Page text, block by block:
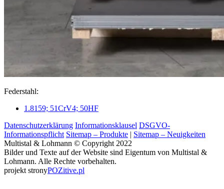
Federstahl:
1.8159; 51CrV4; 50HF
Datenschutzerklärung Informationsklausel DSGVO-
Informationspflicht Sitemap – Produkte | Sitemap – Neuigkeiten
Multistal & Lohmann © Copyright 2022
Bilder und Texte auf der Website sind Eigentum von Multistal &
Lohmann. Alle Rechte vorbehalten.
projekt stronyPOZitive.pl